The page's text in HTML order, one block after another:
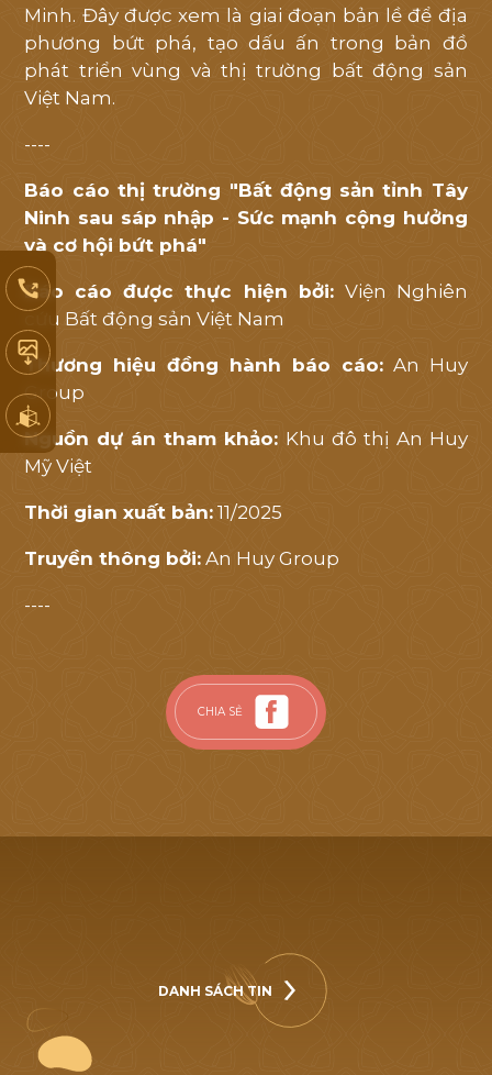
Minh. Đây được xem là giai đoạn bản lề để địa
phương bứt phá, tạo dấu ấn trong bản đồ
phát triển vùng và thị trường bất động sản
Việt Nam.
----
Báo cáo thị trường "Bất động sản tỉnh Tây
Ninh sau sáp nhập - Sức mạnh cộng hưởng
và cơ hội bứt phá"
Báo cáo được thực hiện bởi: Viện Nghiên
cứu Bất động sản Việt Nam
Thương hiệu đồng hành báo cáo:An Huy
Group
Nguồn dự án tham khảo: Khu đô thị An Huy
Mỹ Việt
Thời gian xuất bản: 11/2025
Truyền thông bởi: An Huy Group
----
CHIA SẺ
DANH SÁCH TIN
DANH SÁCH TIN